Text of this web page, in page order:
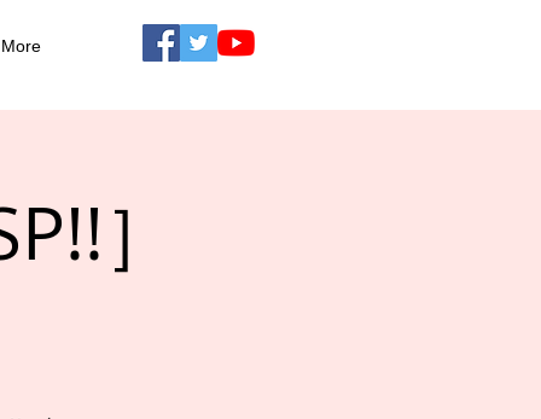
More
］